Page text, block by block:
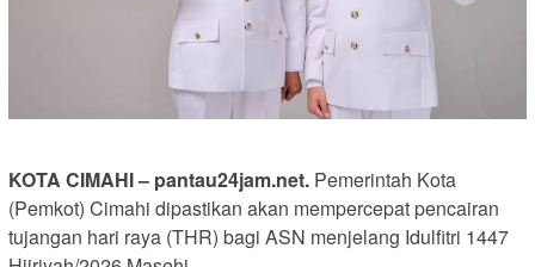
KOTA CIMAHI – pantau24jam.net. Pemerintah Kota
(Pemkot) Cimahi dipastikan akan mempercepat pencairan
tujangan hari raya (THR) bagi ASN menjelang Idulfitri 1447